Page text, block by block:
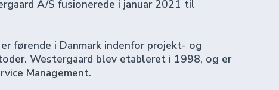
A/S fusionerede i januar 2021 til
førende i Danmark indenfor projekt- og
Westergaard blev etableret i 1998, og er
Management.